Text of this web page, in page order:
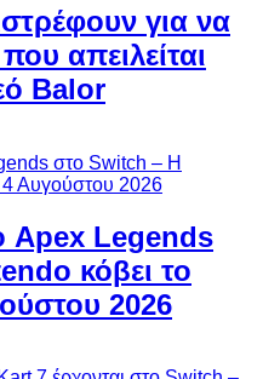
για να
απειλείται
Balor
Apex Legends
κόβει το
2026